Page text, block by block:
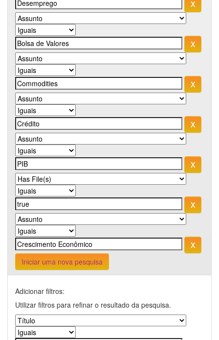
Iniciar uma nova pesquisa
Adicionar filtros:
Utilizar filtros para refinar o resultado da pesquisa.